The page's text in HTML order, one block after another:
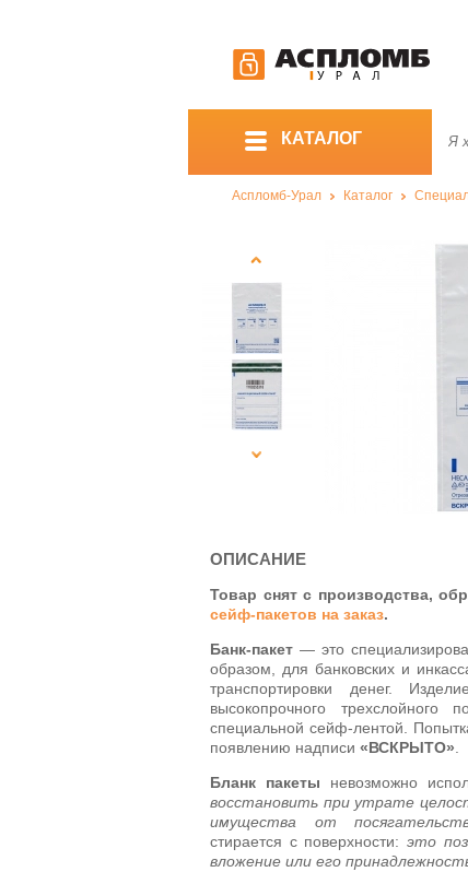
КАТАЛОГ
Аспломб-Урал Каталог
ОПИСАНИЕ
Товар снят с производства,
сейф-пакетов на заказ.
Банк-пакет — это
образом, для банковских и
транспортировки денег.
высокопрочного трехслойного
специальной сейф-лентой.
появлению надписи «ВСКРЫТО»
Бланк пакеты невозможно
восстановить при утрате
имущества от
стирается с поверхности: это
вложение или его